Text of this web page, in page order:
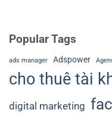
Popular Tags
ads manager Adspower
cho thuê tài
digital marketing